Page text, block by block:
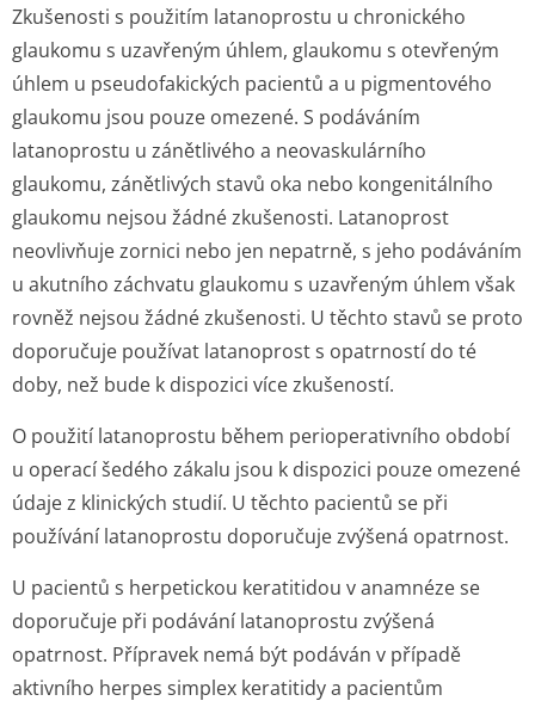
Zkušenosti s použitím latanoprostu u chronického
glaukomu s uzavřeným úhlem, glaukomu s otevřeným
úhlem u pseudofakických pacientů a u pigmentového
glaukomu jsou pouze omezené. S podáváním
latanoprostu u zánětlivého a neovaskulárního
glaukomu, zánětlivých stavů oka nebo kongenitálního
glaukomu nejsou žádné zkušenosti. Latanoprost
neovlivňuje zornici nebo jen nepatrně, s jeho podáváním
u akutního záchvatu glaukomu s uzavřeným úhlem však
rovněž nejsou žádné zkušenosti. U těchto stavů se proto
doporučuje používat latanoprost s opatrností do té
doby, než bude k dispozici více zkušeností.
O použití latanoprostu během perioperativního období
u operací šedého zákalu jsou k dispozici pouze omezené
údaje z klinických studií. U těchto pacientů se při
používání latanoprostu doporučuje zvýšená opatrnost.
U pacientů s herpetickou keratitidou v anamnéze se
doporučuje při podávání latanoprostu zvýšená
opatrnost. Přípravek nemá být podáván v případě
aktivního herpes simplex keratitidy a pacientům